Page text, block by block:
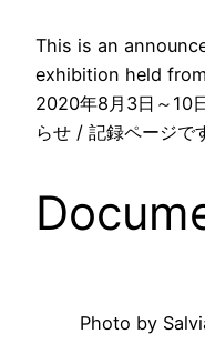
This is an
exhibition held from
2020年8月3日～10
らせ / 記録ページで
Photo by